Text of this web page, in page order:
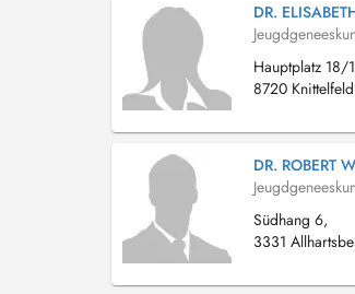
DR.
Hauptplatz 18/
8720 Knittelfeld
DR. ROBERT
Südhang 6,
3331